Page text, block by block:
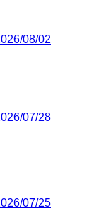
08/02
07/28
07/25